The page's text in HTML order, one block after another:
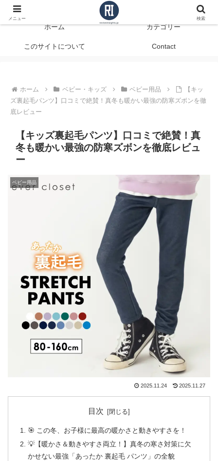
データで見る、本当に役立つ商品レビュー
ホーム カテゴリー
このサイトについて Contact
ホーム ベビー・キッズ ベビー用品
【キッ
ズ裏起毛パンツ】口コミで絶賛！真冬も暖かい最強の防寒ズボンを徹
底レビュー
【キッズ裏起毛パンツ】口コミで絶賛！真
冬も暖かい最強の防寒ズボンを徹底レビュ
ー
ベビー用品
2025.11.24 2025.11.27
目次
🎯 この冬、お子様に最高の暖かさと動きやすさを！
💡【暖かさ＆動きやすさ両立！】真冬の寒さ対策に欠
かせない最強「あったか 裏起毛 パンツ」の全貌
メニュー 検索